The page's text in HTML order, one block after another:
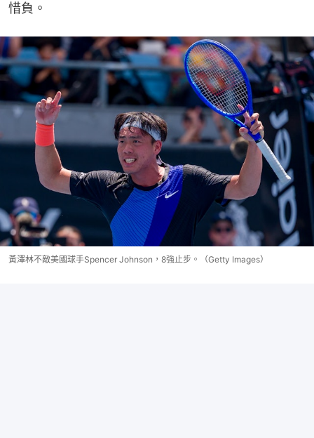
惜負。
黃澤林不敵美國球手Spencer Johnson，8強止步。（Getty Images）